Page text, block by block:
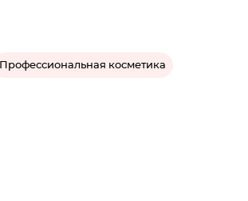
Профессиональная косметика